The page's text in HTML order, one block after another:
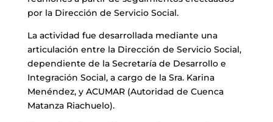
por la Dirección de Servicio Social.
La actividad fue desarrollada mediante una
articulación entre la Dirección de Servicio Social,
dependiente de la Secretaría de Desarrollo e
Integración Social, a cargo de la Sra. Karina
Menéndez, y ACUMAR (Autoridad de Cuenca
Matanza Riachuelo).